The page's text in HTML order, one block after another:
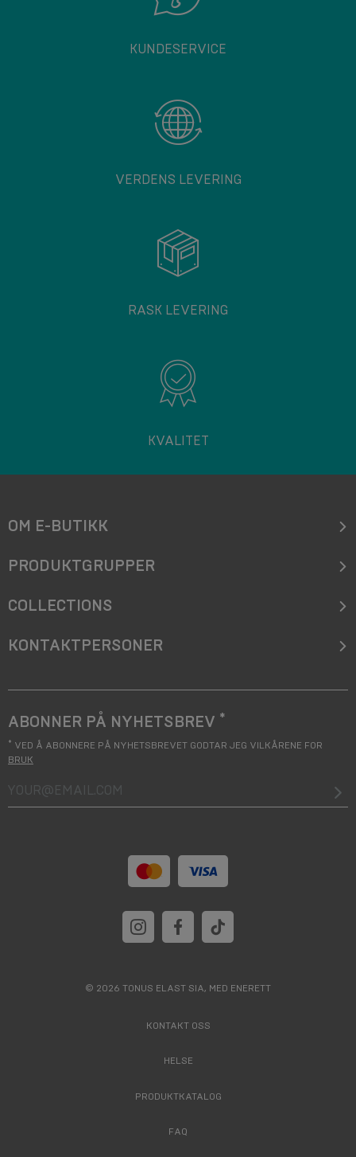
KUNDESERVICE
VERDENS LEVERING
RASK LEVERING
KVALITET
OM E-BUTIKK
PRODUKTGRUPPER
COLLECTIONS
KONTAKTPERSONER
ABONNER PÅ NYHETSBREV *
* VED Å ABONNERE PÅ NYHETSBREVET GODTAR JEG VILKÅRENE FOR
BRUK
your@email.com
© 2026 TONUS ELAST SIA, MED ENERETT
KONTAKT OSS
HELSE
PRODUKTKATALOG
FAQ